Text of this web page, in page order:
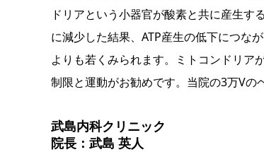
ドリアという小器官が酸素と共に産生す
に減少した結果、ATP産生の低下につな
よりも若くみられます。ミトコンドリア
制限と運動がお勧めです。当院の3万Vの
武島内科クリニック
院長：武島 英人